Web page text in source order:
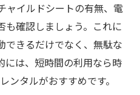
タサイクルの便利な使
ンタサイクルの違いと
ャイルドシートの有無、電
も確認しましょう。これに
できるだけでなく、無駄な
には、短時間の利用なら時
ンタルがおすすめです。